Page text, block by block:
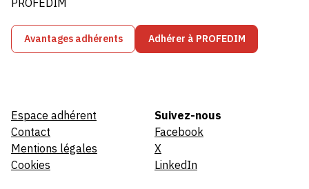
Avantages adhérents Adhérer à PROFEDIM
Espace adhérent
Contact
Mentions légales
Cookies
Suivez-nous
Facebook
X
LinkedIn